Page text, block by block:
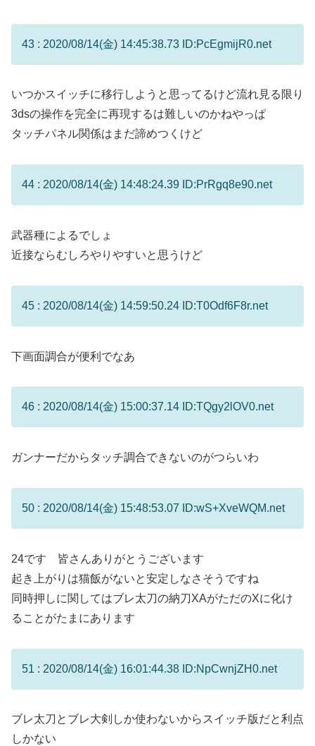
43 : 2020/08/14(金) 14:45:38.73 ID:PcEgmijR0.net
いつかスイッチに移行しようと思ってるけど流れ見る限り
3dsの操作を完全に再現するは難しいのかねやっぱ
タッチパネル関係はまだ諦めつくけど
44 : 2020/08/14(金) 14:48:24.39 ID:PrRgq8e90.net
武器種によるでしょ
近接ならむしろやりやすいと思うけど
45 : 2020/08/14(金) 14:59:50.24 ID:T0Odf6F8r.net
下画面調合が便利でなあ
46 : 2020/08/14(金) 15:00:37.14 ID:TQgy2lOV0.net
ガンナーだからタッチ調合できないのがつらいわ
50 : 2020/08/14(金) 15:48:53.07 ID:wS+XveWQM.net
24です 皆さんありがとうございます
起き上がりは猫飯がないと安定しなさそうですね
同時押しに関してはブレ太刀の納刀XAがただのXに化け
ることがたまにあります
51 : 2020/08/14(金) 16:01:44.38 ID:NpCwnjZH0.net
ブレ太刀とブレ大剣しか使わないからスイッチ版だと利点
しかない